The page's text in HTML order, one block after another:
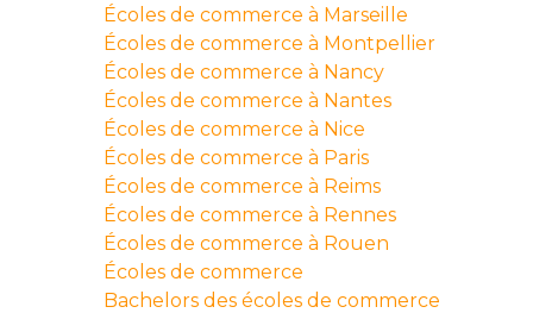
Écoles de commerce à Marseille
Écoles de commerce à Montpellier
Écoles de commerce à Nancy
Écoles de commerce à Nantes
Écoles de commerce à Nice
Écoles de commerce à Paris
Écoles de commerce à Reims
Écoles de commerce à Rennes
Écoles de commerce à Rouen
Écoles de commerce
Bachelors des écoles de commerce